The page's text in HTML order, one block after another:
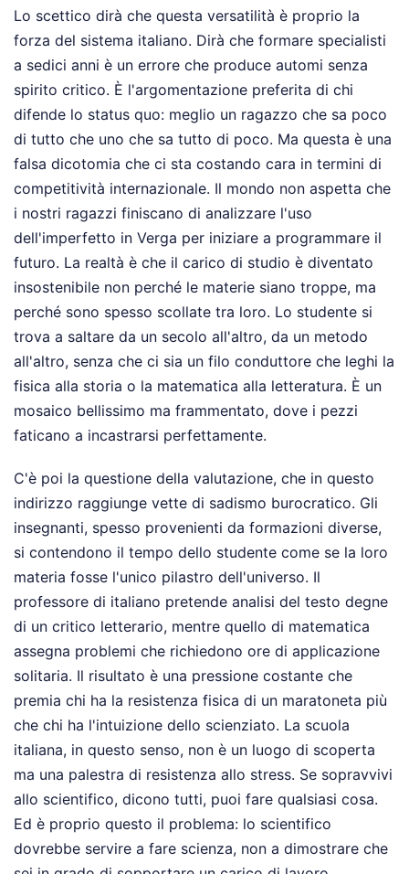
Lo scettico dirà che questa versatilità è proprio la
forza del sistema italiano. Dirà che formare specialisti
a sedici anni è un errore che produce automi senza
spirito critico. È l'argomentazione preferita di chi
difende lo status quo: meglio un ragazzo che sa poco
di tutto che uno che sa tutto di poco. Ma questa è una
falsa dicotomia che ci sta costando cara in termini di
competitività internazionale. Il mondo non aspetta che
i nostri ragazzi finiscano di analizzare l'uso
dell'imperfetto in Verga per iniziare a programmare il
futuro. La realtà è che il carico di studio è diventato
insostenibile non perché le materie siano troppe, ma
perché sono spesso scollate tra loro. Lo studente si
trova a saltare da un secolo all'altro, da un metodo
all'altro, senza che ci sia un filo conduttore che leghi la
fisica alla storia o la matematica alla letteratura. È un
mosaico bellissimo ma frammentato, dove i pezzi
faticano a incastrarsi perfettamente.
C'è poi la questione della valutazione, che in questo
indirizzo raggiunge vette di sadismo burocratico. Gli
insegnanti, spesso provenienti da formazioni diverse,
si contendono il tempo dello studente come se la loro
materia fosse l'unico pilastro dell'universo. Il
professore di italiano pretende analisi del testo degne
di un critico letterario, mentre quello di matematica
assegna problemi che richiedono ore di applicazione
solitaria. Il risultato è una pressione costante che
premia chi ha la resistenza fisica di un maratoneta più
che chi ha l'intuizione dello scienziato. La scuola
italiana, in questo senso, non è un luogo di scoperta
ma una palestra di resistenza allo stress. Se sopravvivi
allo scientifico, dicono tutti, puoi fare qualsiasi cosa.
Ed è proprio questo il problema: lo scientifico
dovrebbe servire a fare scienza, non a dimostrare che